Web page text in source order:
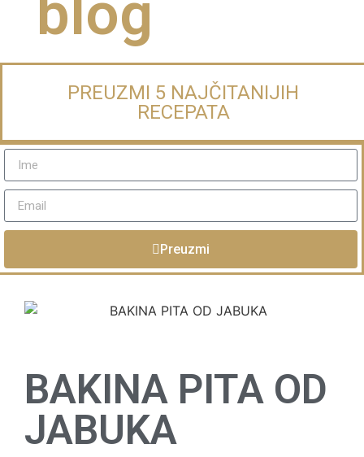
blog
PREUZMI 5 NAJČITANIJIH
RECEPATA
Preuzmi
BAKINA PITA OD
JABUKA